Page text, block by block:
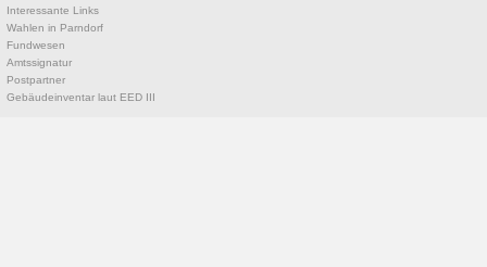
Interessante Links
Wahlen in Parndorf
Fundwesen
Amtssignatur
Postpartner
Gebäudeinventar laut EED III